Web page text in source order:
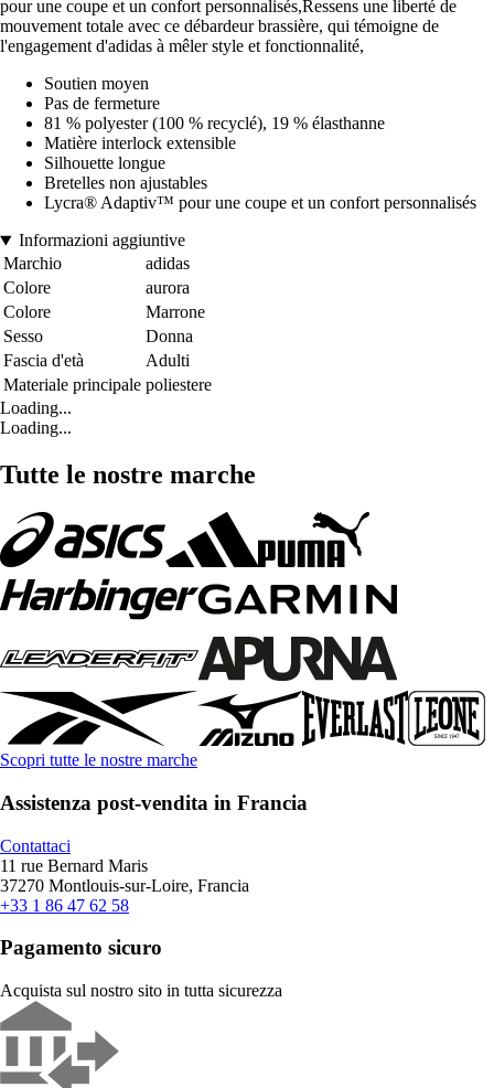
pour une coupe et un confort personnalisés,Ressens une liberté de
mouvement totale avec ce débardeur brassière, qui témoigne de
l'engagement d'adidas à mêler style et fonctionnalité,
Soutien moyen
Pas de fermeture
81 % polyester (100 % recyclé), 19 % élasthanne
Matière interlock extensible
Silhouette longue
Bretelles non ajustables
Lycra® Adaptiv™ pour une coupe et un confort personnalisés
Informazioni aggiuntive
Marchio
adidas
Colore
aurora
Colore
Marrone
Sesso
Donna
Fascia d'età
Adulti
Materiale principale poliestere
Loading...
Loading...
Tutte le nostre marche
Scopri tutte le nostre marche
Assistenza post-vendita in Francia
Contattaci
11 rue Bernard Maris
37270 Montlouis-sur-Loire, Francia
+33 1 86 47 62 58
Pagamento sicuro
Acquista sul nostro sito in tutta sicurezza